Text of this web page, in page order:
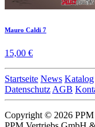
Mauro Caldi 7
15,00 €
Startseite News Katalog
Datenschutz AGB
Copyright © 2026 PPM